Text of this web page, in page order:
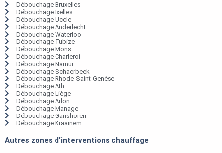
Débouchage Bruxelles
Débouchage Ixelles
Débouchage Uccle
Débouchage Anderlecht
Débouchage Waterloo
Débouchage Tubize
Débouchage Mons
Débouchage Charleroi
Débouchage Namur
Débouchage Schaerbeek
Débouchage Rhode-Saint-Genèse
Débouchage Ath
Débouchage Liège
Débouchage Arlon
Débouchage Manage
Débouchage Ganshoren
Débouchage Kraainem
Autres zones d'interventions chauffage